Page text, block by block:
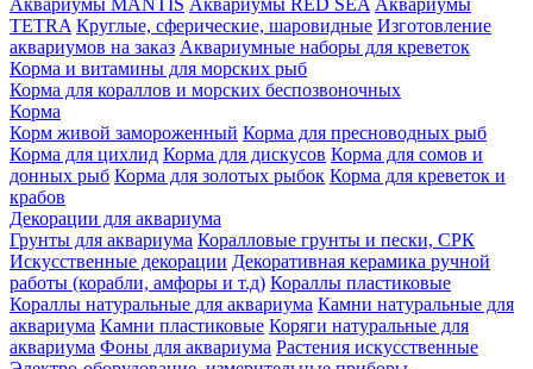
Аквариумы MANTIS Аквариумы RED SEA Аквариумы
TETRA Круглые, сферические, шаровидные Изготовление
аквариумов на заказ Аквариумные наборы для креветок
Корма и витамины для морских рыб
Корма для кораллов и морских беспозвоночных
Корма
Корм живой замороженный Корма для пресноводных рыб
Корма для цихлид Корма для дискусов Корма для сомов и
донных рыб Корма для золотых рыбок Корма для креветок и
крабов
Декорации для аквариума
Грунты для аквариума Коралловые грунты и пески, СРК
Искусственные декорации Декоративная керамика ручной
работы (корабли, амфоры и т.д) Кораллы пластиковые
Кораллы натуральные для аквариума Камни натуральные для
аквариума Камни пластиковые Коряги натуральные для
аквариума Фоны для аквариума Растения искусственные